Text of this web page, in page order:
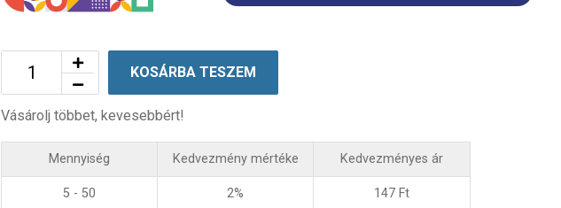
KOSÁRBA TESZEM
Vásárolj többet, kevesebbért!
Mennyiség Kedvezmény mértéke Kedvezményes ár
5 - 50 2% 147 Ft